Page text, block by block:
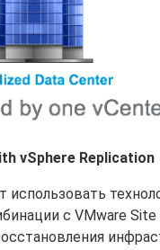
vSphere Replication
использовать
с VMware